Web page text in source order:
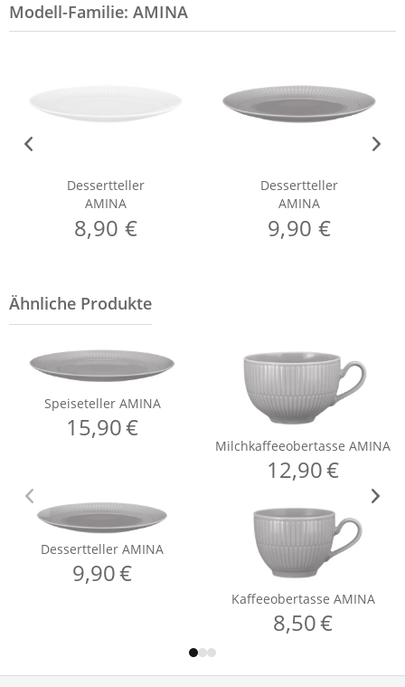
Modell-Familie: AMINA
Dessertteller
AMINA
8,90 €
Dessertteller
AMINA
9,90 €